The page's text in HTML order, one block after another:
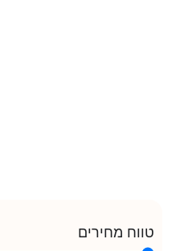
טווח מחירים